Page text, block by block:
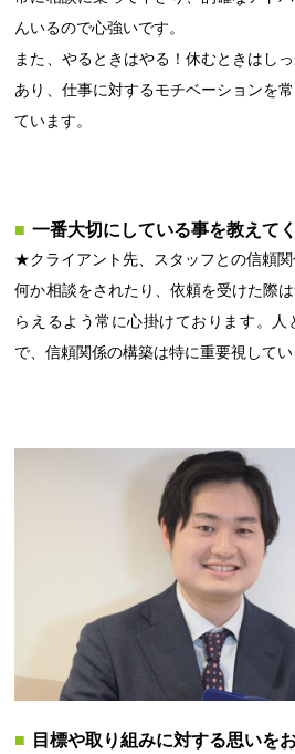
んいるので心強いです。
また、やるときはやる！休むときはし
あり、仕事に対するモチベーションを
ています。
一番大切にしている事を教えて
★クライアント先、スタッフとの信頼
何か相談をされたり、依頼を受けた際
らえるよう常に心掛けております。
で、信頼関係の構築は特に重要視してい
目標や取り組みに対する思いを